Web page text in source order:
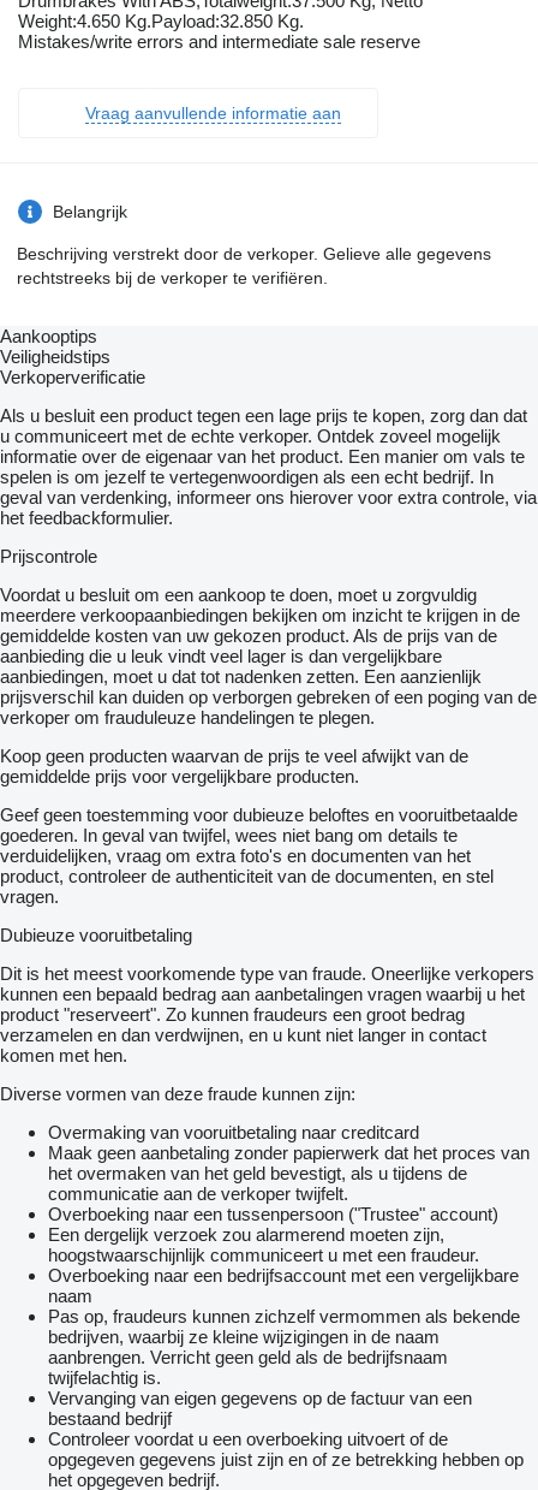
Weight:4.650 Kg.Payload:32.850 Kg.
Mistakes/write errors and intermediate sale reserve
Vraag aanvullende informatie aan
Belangrijk
Beschrijving verstrekt door de verkoper. Gelieve alle gegevens
rechtstreeks bij de verkoper te verifiëren.
Aankooptips
Veiligheidstips
Verkoperverificatie
Als u besluit een product tegen een lage prijs te kopen, zorg dan dat
u communiceert met de echte verkoper. Ontdek zoveel mogelijk
informatie over de eigenaar van het product. Een manier om vals te
spelen is om jezelf te vertegenwoordigen als een echt bedrijf. In
geval van verdenking, informeer ons hierover voor extra controle, via
het feedbackformulier.
Prijscontrole
Voordat u besluit om een ​​aankoop te doen, moet u zorgvuldig
meerdere verkoopaanbiedingen bekijken om inzicht te krijgen in de
gemiddelde kosten van uw gekozen product. Als de prijs van de
aanbieding die u leuk vindt veel lager is dan vergelijkbare
aanbiedingen, moet u dat tot nadenken zetten. Een aanzienlijk
prijsverschil kan duiden op verborgen gebreken of een poging van de
verkoper om frauduleuze handelingen te plegen.
Koop geen producten waarvan de prijs te veel afwijkt van de
gemiddelde prijs voor vergelijkbare producten.
Geef geen toestemming voor dubieuze beloftes en vooruitbetaalde
goederen. In geval van twijfel, wees niet bang om details te
verduidelijken, vraag om extra foto's en documenten van het
product, controleer de authenticiteit van de documenten, en stel
vragen.
Dubieuze vooruitbetaling
Dit is het meest voorkomende type van fraude. Oneerlijke verkopers
kunnen een bepaald bedrag aan aanbetalingen vragen waarbij u het
product "reserveert". Zo kunnen fraudeurs een groot bedrag
verzamelen en dan verdwijnen, en u kunt niet langer in contact
komen met hen.
Diverse vormen van deze fraude kunnen zijn:
Overmaking van vooruitbetaling naar creditcard
Maak geen aanbetaling zonder papierwerk dat het proces van
het overmaken van het geld bevestigt, als u tijdens de
communicatie aan de verkoper twijfelt.
Overboeking naar een tussenpersoon ("Trustee" account)
Een dergelijk verzoek zou alarmerend moeten zijn,
hoogstwaarschijnlijk communiceert u met een fraudeur.
Overboeking naar een bedrijfsaccount met een vergelijkbare
naam
Pas op, fraudeurs kunnen zichzelf vermommen als bekende
bedrijven, waarbij ze kleine wijzigingen in de naam
aanbrengen. Verricht geen geld als de bedrijfsnaam
twijfelachtig is.
Vervanging van eigen gegevens op de factuur van een
bestaand bedrijf
Controleer voordat u een overboeking uitvoert of de
opgegeven gegevens juist zijn en of ze betrekking hebben op
het opgegeven bedrijf.